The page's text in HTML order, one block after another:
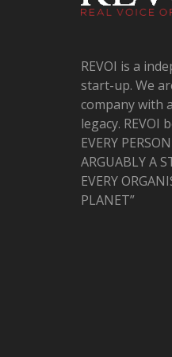
REVOI is a
start-up. We
company with
legacy. REVOI
EVERY
ARGUABLY A
EVERY
PLANET”